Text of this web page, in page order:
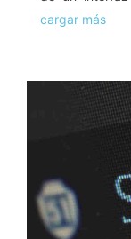
cargar más